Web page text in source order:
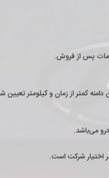
پس از فروش.
کمتر از زمان و کیلومتر